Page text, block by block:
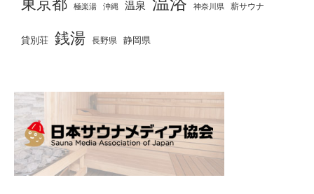
東京都 極楽湯 沖縄 温泉 神奈川県 薪サウナ
貸別荘 銭湯 長野県 静岡県